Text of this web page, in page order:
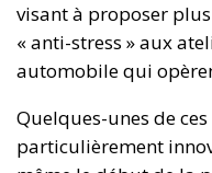
visant à proposer
« anti-stress » aux
automobile qui
Quelques-unes de
particulièrement